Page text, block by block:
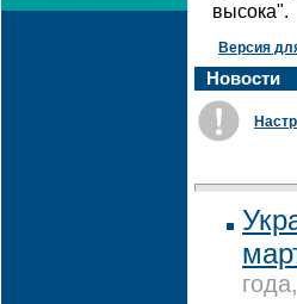
высока".
Версия
Новости